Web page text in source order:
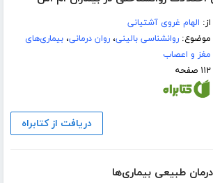
از: الهام غروی آشتیانی
موضوع:روانشناسی بالینی،روان درمانی،بیماری‌های
مغز و اعصاب
۱۱۲ صفحه
دریافت از کتابراه
طبیعی بیماری‌ها